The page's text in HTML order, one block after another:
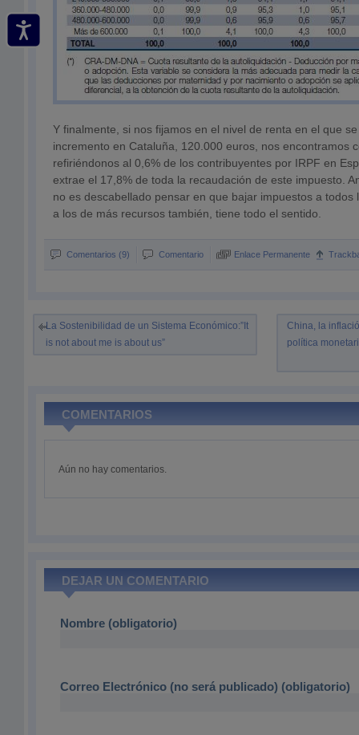
Y finalmente, si nos fijamos en el nivel de renta en el que
incremento en Cataluña, 120.000 euros, nos encontramos
refiriéndonos al 0,6% de los contribuyentes por IRPF en
extrae el 17,8% de toda la recaudación de este impuesto.
no es descabellado pensar en que bajar impuestos a todos
a los de más recursos también, tiene todo el sentido.
Comentarios (9) Comentario Enlace Permanente
La Sostenibilidad de un Sistema Económico:”It
is not about me is about us”
China, la
política
COMENTARIOS
Aún no hay comentarios.
DEJAR UN COMENTARIO
Nombre (obligatorio)
Correo Electrónico (no será publicado) (obligatorio)